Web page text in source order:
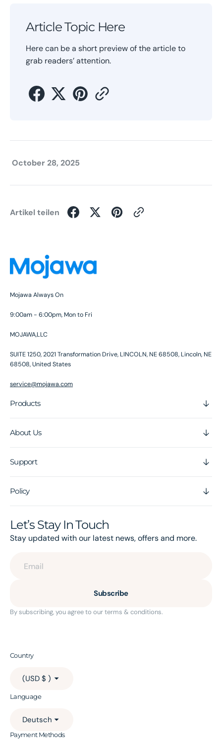
Article Topic Here
Here can be a short preview of the article to
grab readers’ attention.
October 28, 2025
Artikel teilen
Mojawa Always On
9:00am - 6:00pm, Mon to Fri
MOJAWA,LLC
SUITE 1250, 2021 Transformation Drive, LINCOLN, NE 68508, Lincoln, NE
68508, United States
service@mojawa.com
Products
About Us
Support
Policy
Let’s Stay In Touch
Stay updated with our latest news, offers and more.
Email
Subscribe
By subscribing, you agree to our terms & conditions.
Country
(USD $ )
Language
Deutsch
Payment Methods